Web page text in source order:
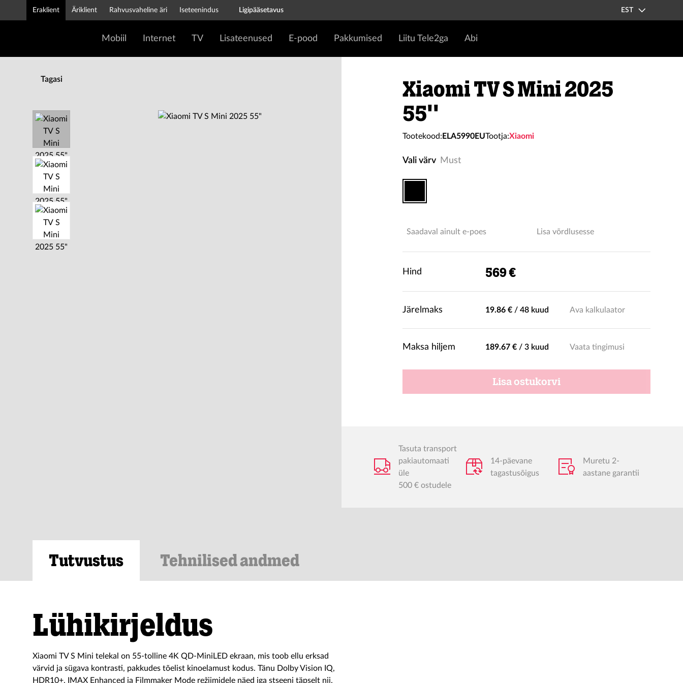
Eraklient Äriklient Rahvusvaheline äri Iseteenindus Ligipääsetavus EST
Mobiil Internet TV Lisateenused E-pood Pakkumised Liitu Tele2ga Abi
Tagasi
Xiaomi TV S Mini 2025
55''
Tootekood: ELA5990EUTootja:Xiaomi
Vali värv Must
Saadaval ainult e-poes Lisa võrdlusesse
Hind 569 €
Järelmaks 19.86 € / 48 kuud Ava kalkulaator
Maksa hiljem 189.67 € / 3 kuud Vaata tingimusi
Lisa ostukorvi
Tasuta transport
pakiautomaati
üle
500 € ostudele
14-päevane
tagastusõigus
Muretu 2-
aastane garantii
Tutvustus Tehnilised andmed
Lühikirjeldus
Xiaomi TV S Mini telekal on 55-tolline 4K QD-MiniLED ekraan, mis toob ellu erksad
värvid ja sügava kontrasti, pakkudes tõelist kinoelamust kodus. Tänu Dolby Vision IQ,
HDR10+, IMAX Enhanced ja Filmmaker Mode režiimidele näed iga stseeni täpselt nii,